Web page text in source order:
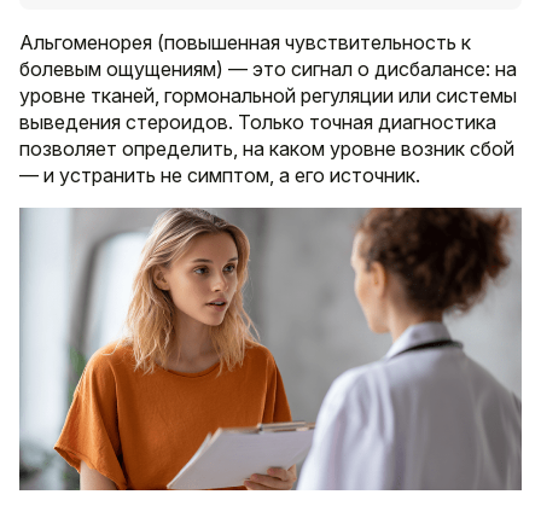
Альгоменорея (повышенная чувствительность к
болевым ощущениям) — это сигнал о дисбалансе: на
уровне тканей, гормональной регуляции или системы
выведения стероидов. Только точная диагностика
позволяет определить, на каком уровне возник сбой
— и устранить не симптом, а его источник.